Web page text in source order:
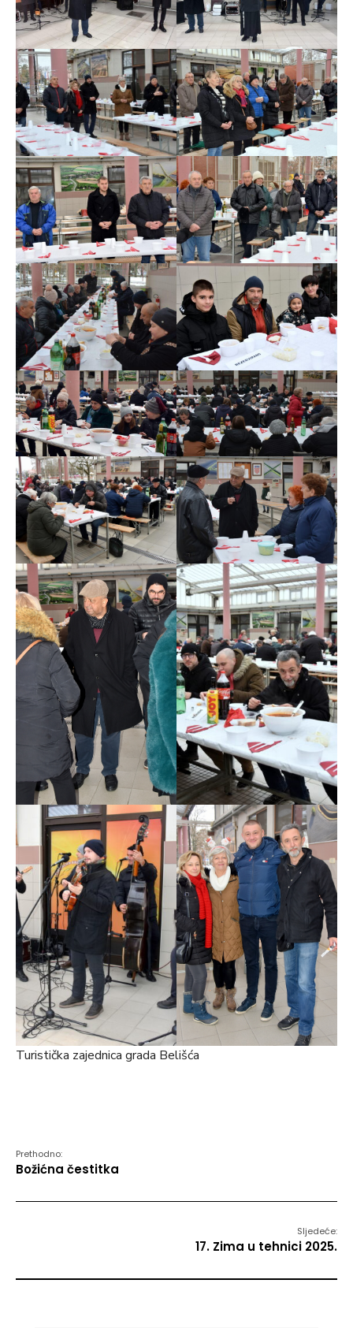
Turistička zajednica grada Belišća
Prethodno:
Božićna čestitka
Sljedeće:
17. Zima u tehnici 2025.